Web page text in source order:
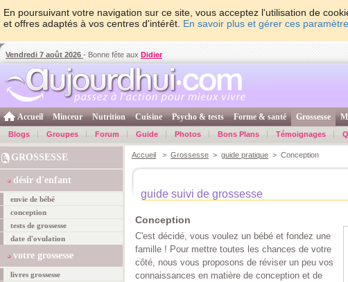
En poursuivant votre navigation sur ce site, vous acceptez l'utilisation de
et offres adaptés à vos centres d'intérêt. En savoir plus et gérer ces
Vendredi 7 août 2026 - Bonne fête aux Didier
Accueil Minceur Nutrition Cuisine Psycho & tests Forme & santé Grossesse
Blogs Groupes Forum Guide Photos Bons Plans Témoignages
GROSSESSE
désir d'enfant
envie de bébé
conception
tests de grossesse
date d'ovulation
votre grossesse
livres grossesse
Accueil > Grossesse > guide pratique > Conception
guide suivi de grossesse
Conception
C'est décidé, vous voulez un bébé et fondez une
famille ! Pour mettre toutes les chances de votre
côté, nous vous proposons de réviser un peu vos
connaissances en matière de conception et de